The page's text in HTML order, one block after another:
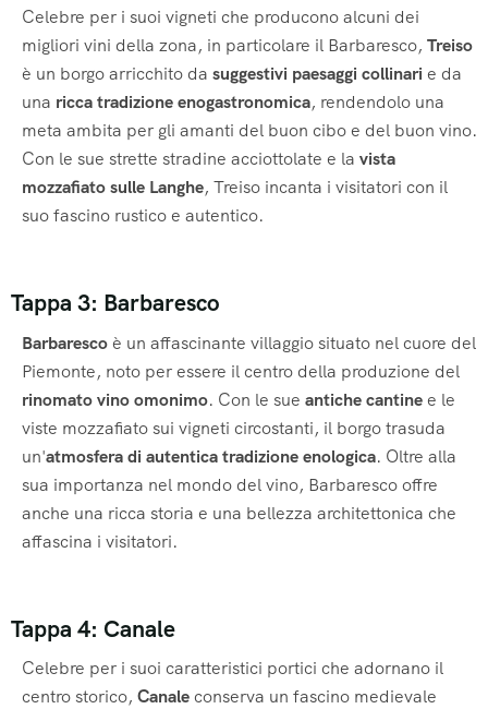
Celebre per i suoi vigneti che producono alcuni dei
migliori vini della zona, in particolare il Barbaresco, Treiso
è un borgo arricchito da suggestivi paesaggi collinari e da
una ricca tradizione enogastronomica, rendendolo una
meta ambita per gli amanti del buon cibo e del buon vino.
Con le sue strette stradine acciottolate e la vista
mozzafiato sulle Langhe, Treiso incanta i visitatori con il
suo fascino rustico e autentico.
Tappa 3: Barbaresco
Barbarescoè un affascinante villaggio situato nel cuore del
Piemonte, noto per essere il centro della produzione del
rinomato vino omonimo. Con le sue antiche cantinee le
viste mozzafiato sui vigneti circostanti, il borgo trasuda
un'atmosfera di autentica tradizione enologica. Oltre alla
sua importanza nel mondo del vino, Barbaresco offre
anche una ricca storia e una bellezza architettonica che
affascina i visitatori.
Tappa 4: Canale
Celebre per i suoi caratteristici portici che adornano il
centro storico, Canaleconserva un fascino medievale